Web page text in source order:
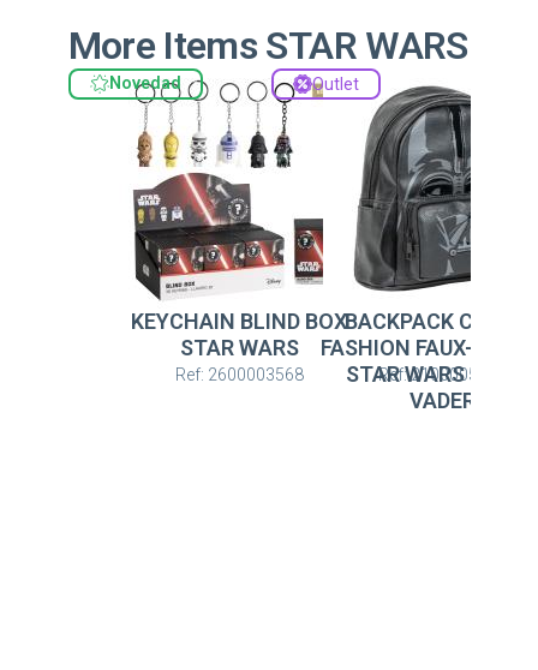
More Items STAR WARS
Novedad
KEYCHAIN BLIND BOX
STAR WARS
Ref: 2600003568
Outlet
BACKPACK
FASHION FAUX-
STAR WARS DARTH
VADER
Ref: 2100005323